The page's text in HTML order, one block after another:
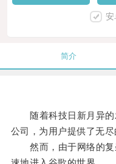
安
简介
随着科技日新月异的
公司，为用户提供了无尽
然而，由于网络的复